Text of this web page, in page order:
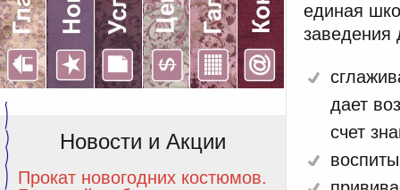
Новости и Акции
Прокат новогодних костюмов.
единая
заведения
дает
счет